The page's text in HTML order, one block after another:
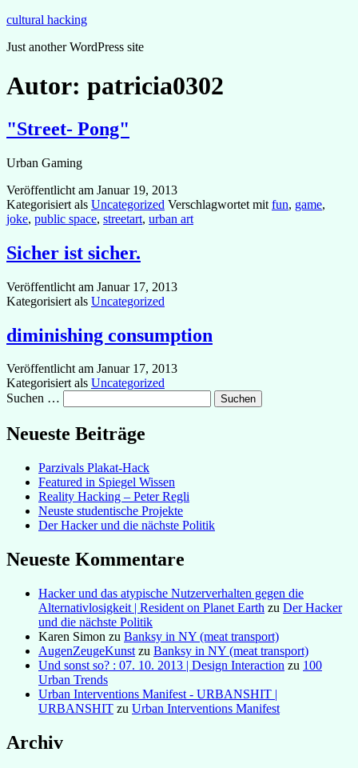
Zum
springen
cultural hacking
Just another WordPress site
Autor: patricia0302
"Street- Pong"
Urban Gaming
Veröffentlicht am Januar 19, 2013
Kategorisiert als Uncategorized Verschlagwortet mit fun, game,
joke, public space, streetart, urban art
Sicher ist sicher.
Veröffentlicht am Januar 17, 2013
Kategorisiert als Uncategorized
diminishing consumption
Veröffentlicht am Januar 17, 2013
Kategorisiert als Uncategorized
Suchen …
Neueste Beiträge
Parzivals Plakat-Hack
Featured in Spiegel Wissen
Reality Hacking – Peter Regli
Neuste studentische Projekte
Der Hacker und die nächste Politik
Neueste Kommentare
Hacker und das atypische Nutzerverhalten gegen die
Alternativlosigkeit | Resident on Planet Earth zu Der Hacker
und die nächste Politik
Karen Simon zu Banksy in NY (meat transport)
AugenZeugeKunst zu Banksy in NY (meat transport)
Und sonst so? : 07. 10. 2013 | Design Interaction zu 100
Urban Trends
Urban Interventions Manifest - URBANSHIT |
URBANSHIT zu Urban Interventions Manifest
Archiv